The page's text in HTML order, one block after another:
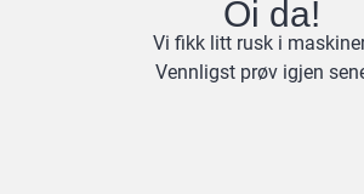
Oi da!
Vi fikk litt rusk i
Vennligst prøv igjen